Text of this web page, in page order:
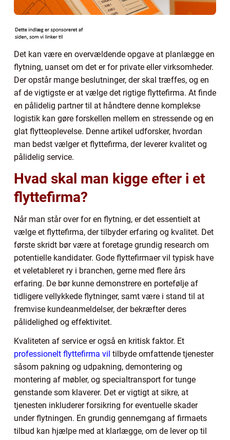
Det kan være en overvældende opgave at planlægge en
flytning, uanset om det er for private eller virksomheder.
Der opstår mange beslutninger, der skal træffes, og en
af de vigtigste er at vælge det rigtige flyttefirma. At finde
en pålidelig partner til at håndtere denne komplekse
logistik kan gøre forskellen mellem en stressende og en
glat flytteoplevelse. Denne artikel udforsker, hvordan
man bedst vælger et flyttefirma, der leverer kvalitet og
pålidelig service.
Hvad skal man kigge efter i et
flyttefirma?
Når man står over for en flytning, er det essentielt at
vælge et flyttefirma, der tilbyder erfaring og kvalitet. Det
første skridt bør være at foretage grundig research om
potentielle kandidater. Gode flyttefirmaer vil typisk have
et veletableret ry i branchen, gerne med flere års
erfaring. De bør kunne demonstrere en portefølje af
tidligere vellykkede flytninger, samt være i stand til at
fremvise kundeanmeldelser, der bekræfter deres
pålidelighed og effektivitet.
Kvaliteten af service er også en kritisk faktor. Et
professionelt flyttefirma vil tilbyde omfattende tjenester
såsom pakning og udpakning, demontering og
montering af møbler, og specialtransport for tunge
genstande som klaverer. Det er vigtigt at sikre, at
tjenesten inkluderer forsikring for eventuelle skader
under flytningen. En grundig gennemgang af firmaets
tilbud kan hjælpe med at klarlægge, om de lever op til